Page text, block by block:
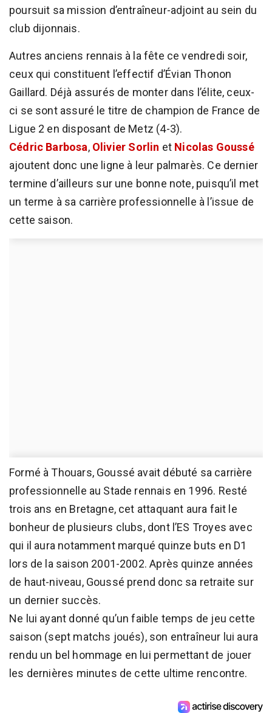
poursuit sa mission d’entraîneur-adjoint au sein du
club dijonnais.
Autres anciens rennais à la fête ce vendredi soir,
ceux qui constituent l’effectif d’Évian Thonon
Gaillard. Déjà assurés de monter dans l’élite, ceux-
ci se sont assuré le titre de champion de France de
Ligue 2 en disposant de Metz (4-3).
Cédric Barbosa, Olivier Sorlin et Nicolas Goussé
ajoutent donc une ligne à leur palmarès. Ce dernier
termine d’ailleurs sur une bonne note, puisqu’il met
un terme à sa carrière professionnelle à l’issue de
cette saison.
Formé à Thouars, Goussé avait débuté sa carrière
professionnelle au Stade rennais en 1996. Resté
trois ans en Bretagne, cet attaquant aura fait le
bonheur de plusieurs clubs, dont l’ES Troyes avec
qui il aura notamment marqué quinze buts en D1
lors de la saison 2001-2002. Après quinze années
de haut-niveau, Goussé prend donc sa retraite sur
un dernier succès.
Ne lui ayant donné qu’un faible temps de jeu cette
saison (sept matchs joués), son entraîneur lui aura
rendu un bel hommage en lui permettant de jouer
les dernières minutes de cette ultime rencontre.